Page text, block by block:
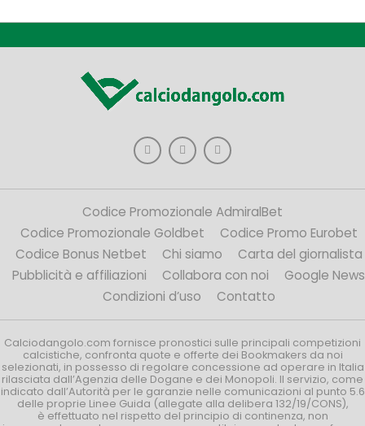
Codice Promozionale AdmiralBet
Codice Promozionale Goldbet
Codice Promo Eurobet
Codice Bonus Netbet
Chi siamo
Carta del giornalista
Pubblicità e affiliazioni
Collabora con noi
Google News
Condizioni d’uso
Contatto
Calciodangolo.com fornisce pronostici sulle principali competizioni
calcistiche, confronta quote e offerte dei Bookmakers da noi
selezionati, in possesso di regolare concessione ad operare in Italia
rilasciata dall’Agenzia delle Dogane e dei Monopoli. Il servizio, come
indicato dall’Autorità per le garanzie nelle comunicazioni al punto 5.6
delle proprie Linee Guida (allegate alla delibera 132/19/CONS),
è effettuato nel rispetto del principio di continenza, non